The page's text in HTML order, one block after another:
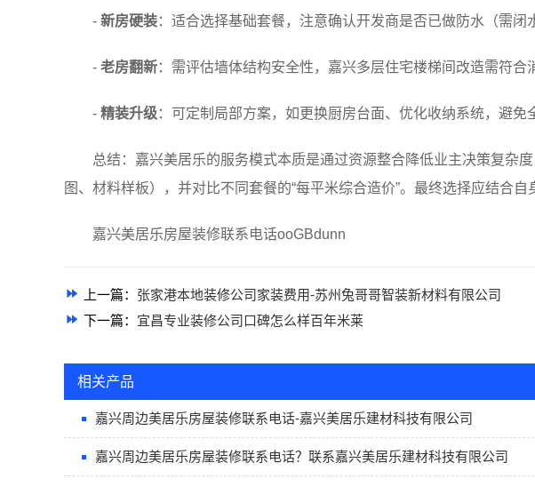
- 新房硬装：适合选择基础套餐，注意确认开发商是否已做防水（需闭
- 老房翻新：需评估墙体结构安全性，嘉兴多层住宅楼梯间改造需符合
- 精装升级：可定制局部方案，如更换厨房台面、优化收纳系统，避免
总结：嘉兴美居乐的服务模式本质是通过资源整合降低业主决策复杂
图、材料样板），并对比不同套餐的“每平米综合造价”。最终选择应结合
嘉兴美居乐房屋装修联系电话ooGBdunn
上一篇： 张家港本地装修公司家装费用-苏州兔哥哥智装新材料有限公司
下一篇： 宜昌专业装修公司口碑怎么样百年米莱
相关产品
嘉兴周边美居乐房屋装修联系电话-嘉兴美居乐建材科技有限公司
嘉兴周边美居乐房屋装修联系电话？联系嘉兴美居乐建材科技有限公司